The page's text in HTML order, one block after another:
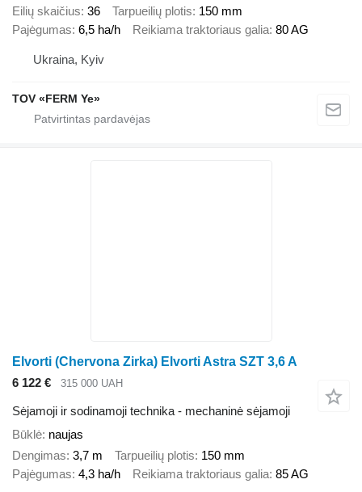
Eilių skaičius 36 Tarpueilių plotis 150 mm
Pajėgumas 6,5 ha/h Reikiama traktoriaus galia 80 AG
Ukraina, Kyiv
TOV «FERM Ye»
Elvorti (Chervona Zirka) Elvorti Astra SZT 3,6 A
6 122 €
315 000 UAH
Sėjamoji ir sodinamoji technika - mechaninė sėjamoji
Būklė naujas
Dengimas 3,7 m Tarpueilių plotis 150 mm
Pajėgumas 4,3 ha/h Reikiama traktoriaus galia 85 AG